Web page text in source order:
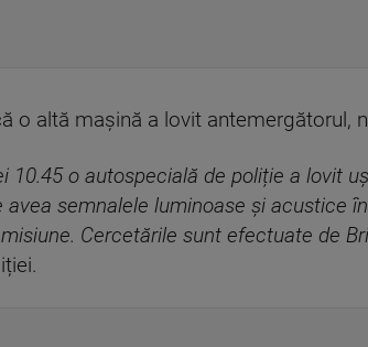
o altă mașină a lovit antemergătorul,
10.45 o autospecială de poliție a lovit
semnalele luminoase și acustice
Cercetările sunt efectuate de